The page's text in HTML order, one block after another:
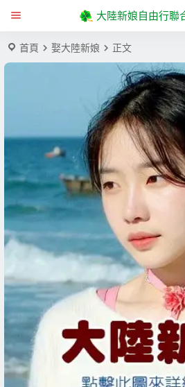
大陸新娘自由行聯
首頁 娶大陸新娘 正文